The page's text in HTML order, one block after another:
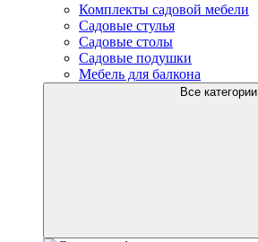
Комплекты садовой мебели
Садовые стулья
Садовые столы
Садовые подушки
Мебель для балкона
Все категории